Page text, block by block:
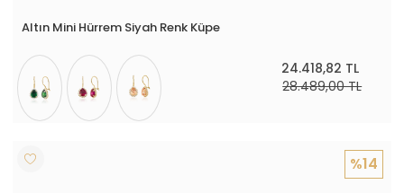
Altın Mini Hürrem Siyah Renk Küpe
24.418,82 TL
28.489,00 TL
%14